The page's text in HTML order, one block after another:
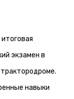
экзамен в
навыки